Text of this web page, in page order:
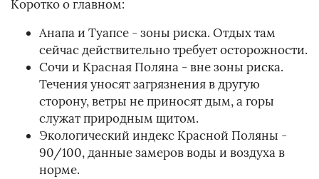
Коротко о главном:
Анапа и Туапсе - зоны риска. Отдых там
сейчас действительно требует осторожности.
Сочи и Красная Поляна - вне зоны риска.
Течения уносят загрязнения в другую
сторону, ветры не приносят дым, а горы
служат природным щитом.
Экологический индекс Красной Поляны -
90/100, данные замеров воды и воздуха в
норме.